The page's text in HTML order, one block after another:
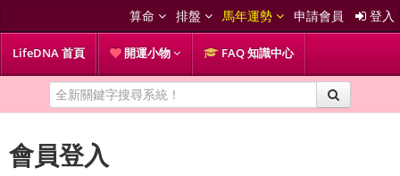
算命 排盤 馬年運勢 申請會員 登入
LifeDNA 首頁 開運小物 FAQ 知識中心
會員登入